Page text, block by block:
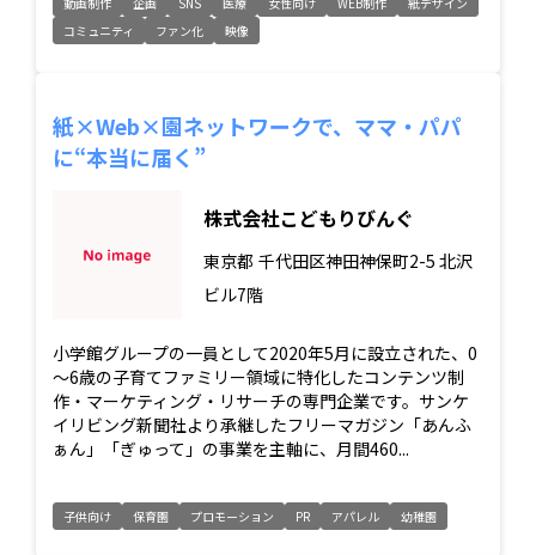
コミュニティ
ファン化 映像
紙×Web×園ネットワークで、ママ・パパ
に“本当に届く”
株式会社こどもりびんぐ
東京都 千代田区神田神保町2-5 北沢
ビル7階
小学館グループの一員として2020年5月に設立された、0
～6歳の子育てファミリー領域に特化したコンテンツ制
作・マーケティング・リサーチの専門企業です。サンケ
イリビング新聞社より承継したフリーマガジン「あんふ
ぁん」「ぎゅって」の事業を主軸に、月間460...
子供向け 保育園 プロモーション PR アパレル 幼稚園